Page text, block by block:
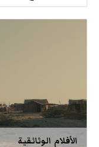
الأفلام الوثائقية